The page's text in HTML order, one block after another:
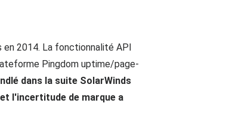
2014. La fonctionnalité API
Pingdom uptime/page-
dans la suite SolarWinds
l'incertitude de marque a